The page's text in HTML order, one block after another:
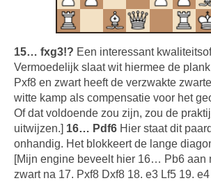
15… fxg3!? Een interessant
Vermoedelijk slaat wit hiermee de
Pxf8 en zwart heeft de verzwakte
witte kamp als compensatie voor het
Of dat voldoende zou zijn, zou de
uitwijzen.] 16… Pdf6 Hier staat dit
onhandig. Het blokkeert de lange
[Mijn engine beveelt hier 16… Pb6 aan
zwart na 17. Pxf8 Dxf8 18. e3 Lf5 19.